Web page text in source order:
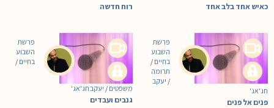
רוח חדשה כאיש אחד בלב אחד
פרשת
השבוע
בחיים /
משפטים / יעקב חג'אג'
גנבים ועבדים
פרשת
השבוע
בחיים /
תרומה
/ יעקב
חג'אג'
פנים אל פנים